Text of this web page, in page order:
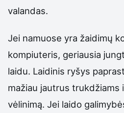
valandas.
Jei namuose yra žaidimų
kompiuteris, geriausia
laidu. Laidinis ryšys
mažiau jautrus trukdžiams
vėlinimą. Jei laido